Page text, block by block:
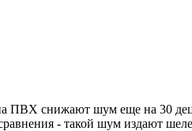
ПВХ снижают шум еще на 30
- такой шум издают